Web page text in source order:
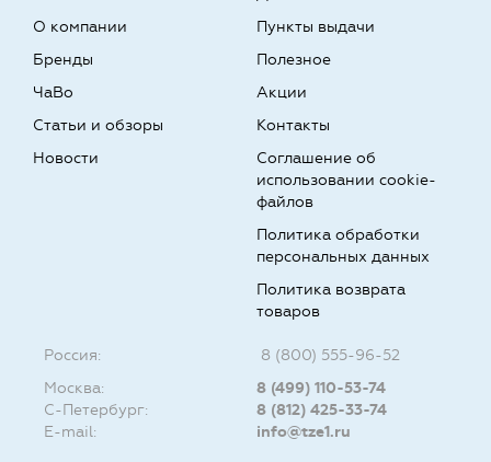
О компании
Бренды
Пункты выдачи
Полезное
ЧаВо
Статьи и обзоры
Новости
Акции
Контакты
Соглашение об
использовании cookie-
файлов
Политика обработки
персональных данных
Политика возврата
товаров
Россия:
8 (800) 555-96-52
Москва:
8 (499) 110-53-74
С-Петербург:
8 (812) 425-33-74
E-mail:
info@tze1.ru